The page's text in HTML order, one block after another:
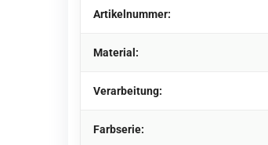
Artikelnummer:
Material:
Verarbeitung:
Farbserie: